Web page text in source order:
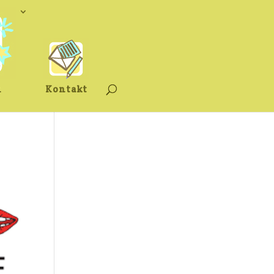
Kontakt